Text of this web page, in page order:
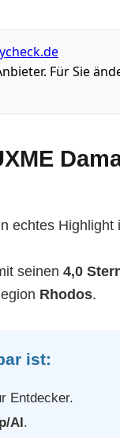
Für Sie
echtes Highlight
seinen 4,0
Rhodos.
ist:
Entdecker.
AI.